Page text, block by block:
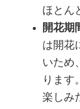
ほとん
開花期
は開花
いため
ります
楽しみ